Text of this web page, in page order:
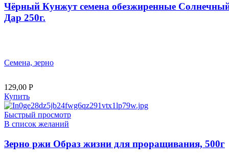
Чёрный Кунжут семена обезжиренные
Дар 250г.
Семена, зерно
129,00 Р
Купить
Быстрый просмотр
В список желаний
Зерно ржи Образ жизни для проращивания, 500г